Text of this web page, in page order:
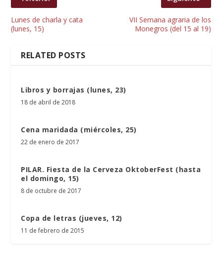
Lunes de charla y cata
(lunes, 15)
VII Semana agraria de los
Monegros (del 15 al 19)
RELATED POSTS
Libros y borrajas (lunes, 23)
18 de abril de 2018
Cena maridada (miércoles, 25)
22 de enero de 2017
PILAR. Fiesta de la Cerveza OktoberFest (hasta
el domingo, 15)
8 de octubre de 2017
Copa de letras (jueves, 12)
11 de febrero de 2015